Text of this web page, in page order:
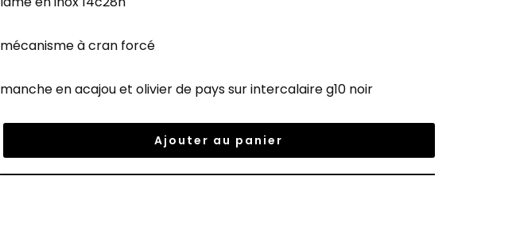
mécanisme à cran forcé
manche en acajou et olivier de pays sur intercalaire g10 noir
Ajouter au panier